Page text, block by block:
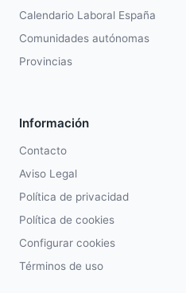
Calendario Laboral España
Comunidades autónomas
Provincias
Información
Contacto
Aviso Legal
Política de privacidad
Política de cookies
Configurar cookies
Términos de uso